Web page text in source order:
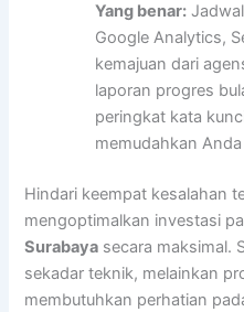
Yang benar:
Google Analytics,
kemajuan dari
laporan progres
peringkat kata
memudahkan
Hindari keempat kesalahan
mengoptimalkan investasi
Surabaya secara maksimal.
sekadar teknik, melainkan
membutuhkan perhatian